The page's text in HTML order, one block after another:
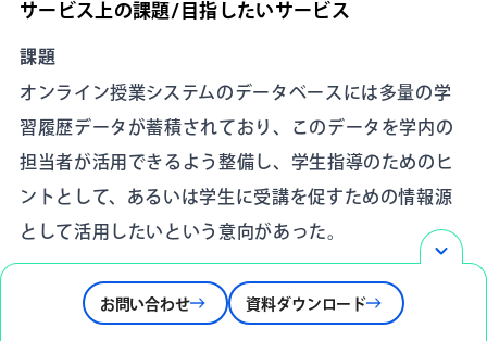
お問い合わせ 資料ダウンロード
サービス上の課題/目指したいサービス
課題
オンライン授業システムのデータベースには多量の学
習履歴データが蓄積されており、このデータを学内の
担当者が活用できるよう整備し、学生指導のためのヒ
ントとして、あるいは学生に受講を促すための情報源
として活用したいという意向があった。
目指したいサービス
・学外に開示する「サービス」ではなく、学内担当者